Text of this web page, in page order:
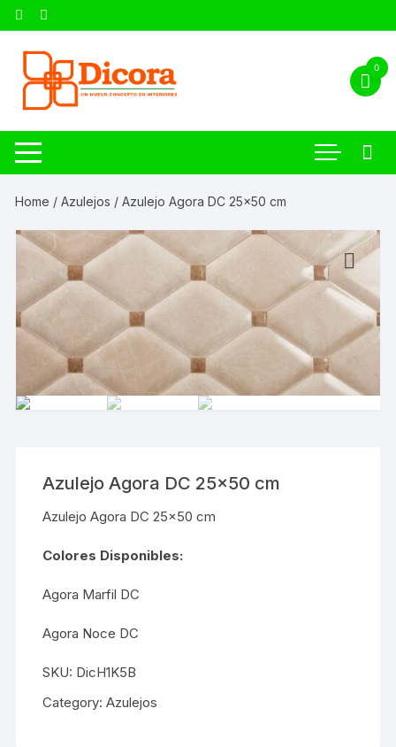
0
Home /Azulejos / Azulejo Agora DC 25×50 cm
Azulejo Agora DC 25×50 cm
Azulejo Agora DC 25×50 cm
Colores Disponibles:
Agora Marfil DC
Agora Noce DC
SKU: DicH1K5B
Category:Azulejos